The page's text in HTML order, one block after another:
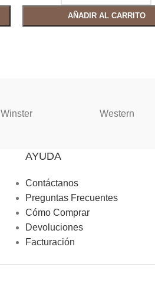
AÑADIR AL CARRITO
Winster Western
AYUDA
Contáctanos
Preguntas Frecuentes
Cómo Comprar
Devoluciones
Facturación